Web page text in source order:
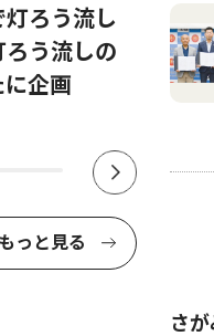
ろう流し
う流しの
企画
もっと見る
さ